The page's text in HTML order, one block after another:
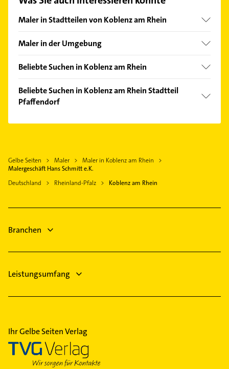
finden Sie alleKontaktdaten.
Maler in Stadtteilen von Koblenz am Rhein
Altstadt
Arzheim
Güls
Immendorf
Lay
Metternich
Maler in der Umgebung
Lahnstein
Bendorf Rhein
Mülheim-Kärlich
Boppard
Beliebte Suchen in Koblenz am Rhein
Lackiererei
Heizung & Sanitär
Steuerberater
Gartenbau & Landschaftsbau
Physikalische Therapie
Beliebte Suchen in Koblenz am Rhein Stadtteil
Pfaffendorf
Gelbe Seiten Maler
Maler in Koblenz am Rhein
Malergeschäft Hans Schmitt e.K.
Deutschland
Rheinland-Pfalz Koblenz am Rhein
Branchen
Leistungsumfang
Ihr Gelbe Seiten Verlag